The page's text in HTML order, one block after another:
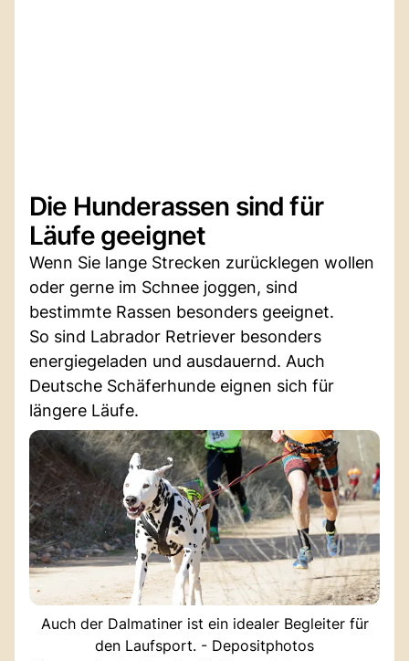
Die Hunderassen sind für
Läufe geeignet
Wenn Sie lange Strecken zurücklegen wollen
oder gerne im Schnee joggen, sind
bestimmte Rassen besonders geeignet.
So sind Labrador Retriever besonders
energiegeladen und ausdauernd. Auch
Deutsche Schäferhunde eignen sich für
längere Läufe.
Auch der Dalmatiner ist ein idealer Begleiter für
den Laufsport. - Depositphotos